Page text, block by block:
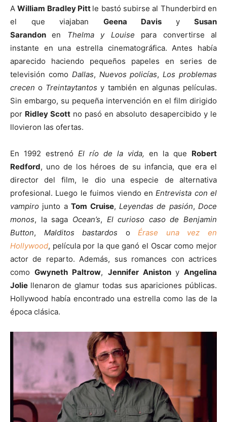
AWilliam Bradley Pitt le bastó subirse al Thunderbird en
el que viajaban Geena Davis y Susan
Sarandonen Thelma y Louise para convertirse al
instante en una estrella cinematográfica. Antes había
aparecido haciendo pequeños papeles en series de
televisión como Dallas, Nuevos policías,Los problemas
creceno Treintaytantosy también en algunas películas.
Sin embargo, su pequeña intervención en el film dirigido
por Ridley Scott no pasó en absoluto desapercibido y le
llovieron las ofertas.
En 1992 estrenó El río de la vida, en la que Robert
Redford, uno de los héroes de su infancia, que era el
director del film, le dio una especie de alternativa
profesional. Luego le fuimos viendo enEntrevista con el
vampiro junto aTom Cruise, Leyendas de pasión, Doce
monos, la saga Ocean’s, El curioso caso de Benjamin
Button, Malditos bastardos oÉrase una vez en
Hollywood, película por la que ganó el Oscar como mejor
actor de reparto. Además, sus romances con actrices
comoGwyneth Paltrow, Jennifer Aniston yAngelina
Jolie llenaron de glamur todas sus apariciones públicas.
Hollywood había encontrado una estrella como las de la
época clásica.